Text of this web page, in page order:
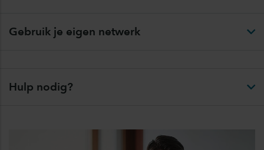
Gebruik je eigen netwerk
Hulp nodig?